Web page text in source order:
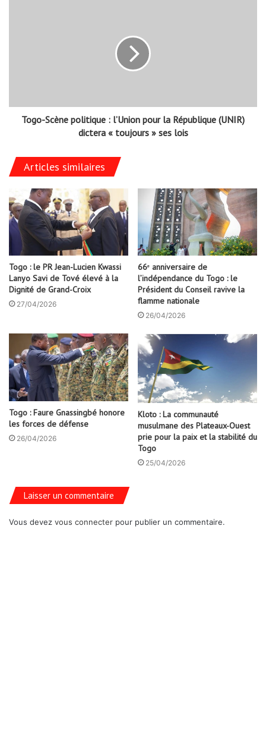
Togo-Scène politique : l’Union pour la République (UNIR)
dictera « toujours » ses lois
Articles similaires
Togo : le PR Jean-Lucien Kwassi
Lanyo Savi de Tové élevé à la
Dignité de Grand-Croix
27/04/2026
66ᵉ anniversaire de
l’indépendance du Togo : le
Président du Conseil ravive la
flamme nationale
26/04/2026
Togo : Faure Gnassingbé honore
les forces de défense
26/04/2026
Kloto : La communauté
musulmane des Plateaux-Ouest
prie pour la paix et la stabilité du
Togo
25/04/2026
Laisser un commentaire
Vous devez vous connecter pour publier un commentaire.